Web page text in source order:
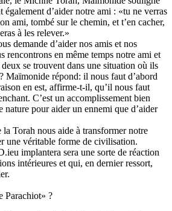
d’aider notre ami : «tu ne verras
ami, tombé sur le chemin, et t’en cacher,
à les relever.»
demande d’aider nos amis et nos
rencontrons en même temps notre ami et
se trouvent dans une situation où ils
Maïmonide répond: il nous faut d’abord
en est, affirme-t-il, qu’il nous faut
C’est un accomplissement bien
nature pour aider un ennemi que d’aider
Torah nous aide à transformer notre
une véritable forme de civilisation.
implantera sera une sorte de réaction
intérieures et qui, en dernier ressort,
Parachiot» ?